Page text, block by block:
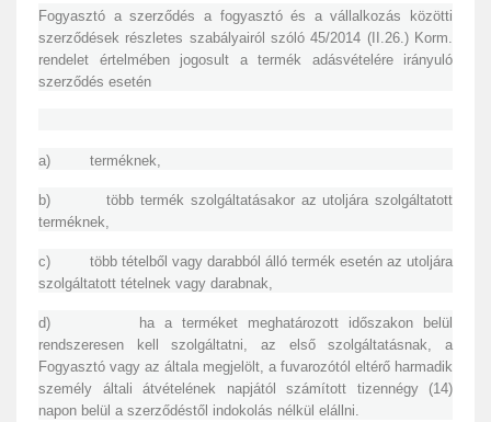
Fogyasztó a szerződés a fogyasztó és a vállalkozás közötti
szerződések részletes szabályairól szóló 45/2014 (II.26.) Korm.
rendelet értelmében jogosult a termék adásvételére irányuló
szerződés esetén
a) terméknek,
b) több termék szolgáltatásakor az utoljára szolgáltatott
terméknek,
c) több tételből vagy darabból álló termék esetén az utoljára
szolgáltatott tételnek vagy darabnak,
d) ha a terméket meghatározott időszakon belül
rendszeresen kell szolgáltatni, az első szolgáltatásnak, a
Fogyasztó vagy az általa megjelölt, a fuvarozótól eltérő harmadik
személy általi átvételének napjától számított tizennégy (14)
napon belül a szerződéstől indokolás nélkül elállni.